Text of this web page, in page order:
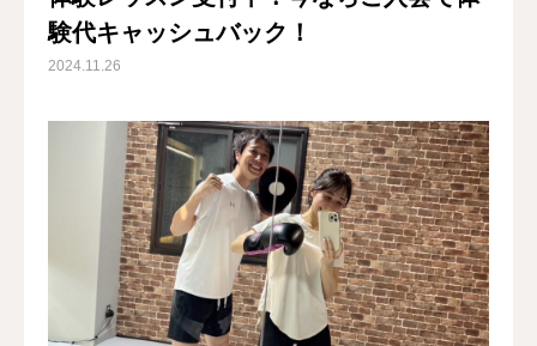
験代キャッシュバック！
2024.11.26
BLOG
RESERVATION